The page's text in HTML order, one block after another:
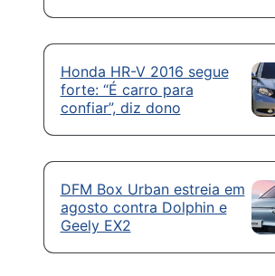
Honda HR-V 2016 segue
forte: “É carro para
confiar”, diz dono
DFM Box Urban estreia em
agosto contra Dolphin e
Geely EX2